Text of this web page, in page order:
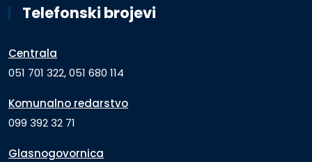
Telefonski brojevi
Centrala
051 701 322, 051 680 114
Komunalno redarstvo
099 392 32 71
Glasnogovornica